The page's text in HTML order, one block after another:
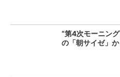
“第4次モーニン
の「朝サイゼ」